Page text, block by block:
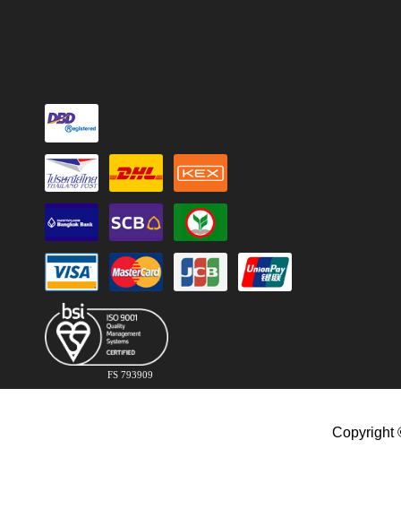
FS 793909
Copyright